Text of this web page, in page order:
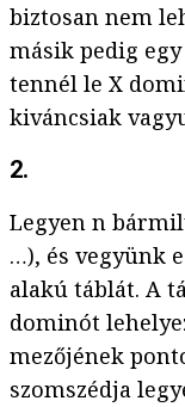
biztosan nem
másik pedig
tennél le X
kiváncsiak
2.
Legyen n
…), és vegyünk
alakú táblát. A
dominót
mezőjének
szomszédja